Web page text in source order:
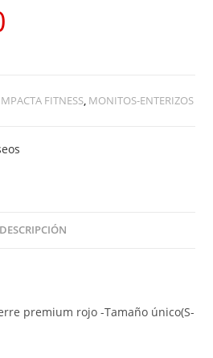
FITNESS, MONITOS-ENTERIZOS
DESCRIPCIÓN
premium rojo -Tamaño único(S-